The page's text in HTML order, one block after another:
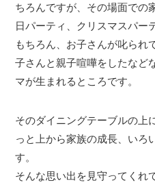
ちろんですが、その場面での
日パーティ、クリスマスパー
もちろん、お子さんが叱られ
子さんと親子喧嘩をしたなど
マが生まれるところです。
そのダイニングテーブルの上
っと上から家族の成長、いろ
す。
そんな思い出を見守ってくれ